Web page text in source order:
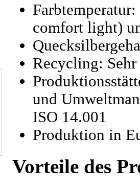
comfort light)
Recycling:
und
ISO 14.001
Produktion in
Vorteile des